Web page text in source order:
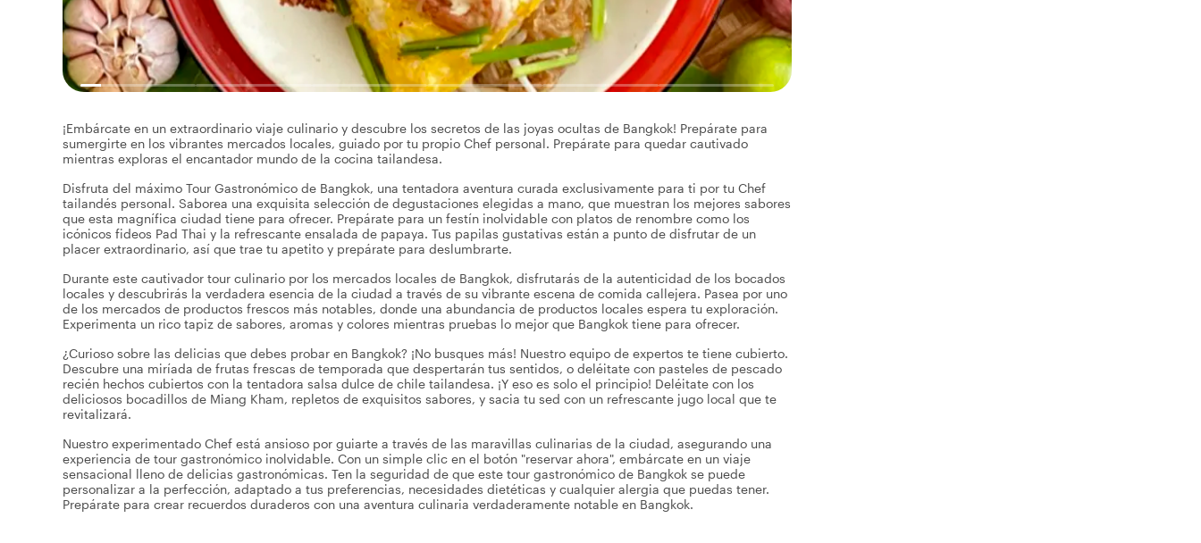
¡Embárcate en un extraordinario viaje culinario y descubre los secretos de las joyas ocultas de Bangkok! Prepárate para
sumergirte en los vibrantes mercados locales, guiado por tu propio Chef personal. Prepárate para quedar cautivado
mientras exploras el encantador mundo de la cocina tailandesa.
Disfruta del máximo Tour Gastronómico de Bangkok, una tentadora aventura curada exclusivamente para ti por tu Chef
tailandés personal. Saborea una exquisita selección de degustaciones elegidas a mano, que muestran los mejores sabores
que esta magnífica ciudad tiene para ofrecer. Prepárate para un festín inolvidable con platos de renombre como los
icónicos fideos Pad Thai y la refrescante ensalada de papaya. Tus papilas gustativas están a punto de disfrutar de un
placer extraordinario, así que trae tu apetito y prepárate para deslumbrarte.
Durante este cautivador tour culinario por los mercados locales de Bangkok, disfrutarás de la autenticidad de los bocados
locales y descubrirás la verdadera esencia de la ciudad a través de su vibrante escena de comida callejera. Pasea por uno
de los mercados de productos frescos más notables, donde una abundancia de productos locales espera tu exploración.
Experimenta un rico tapiz de sabores, aromas y colores mientras pruebas lo mejor que Bangkok tiene para ofrecer.
¿Curioso sobre las delicias que debes probar en Bangkok? ¡No busques más! Nuestro equipo de expertos te tiene cubierto.
Descubre una miríada de frutas frescas de temporada que despertarán tus sentidos, o deléitate con pasteles de pescado
recién hechos cubiertos con la tentadora salsa dulce de chile tailandesa. ¡Y eso es solo el principio! Deléitate con los
deliciosos bocadillos de Miang Kham, repletos de exquisitos sabores, y sacia tu sed con un refrescante jugo local que te
revitalizará.
Nuestro experimentado Chef está ansioso por guiarte a través de las maravillas culinarias de la ciudad, asegurando una
experiencia de tour gastronómico inolvidable. Con un simple clic en el botón "reservar ahora", embárcate en un viaje
sensacional lleno de delicias gastronómicas. Ten la seguridad de que este tour gastronómico de Bangkok se puede
personalizar a la perfección, adaptado a tus preferencias, necesidades dietéticas y cualquier alergia que puedas tener.
Prepárate para crear recuerdos duraderos con una aventura culinaria verdaderamente notable en Bangkok.